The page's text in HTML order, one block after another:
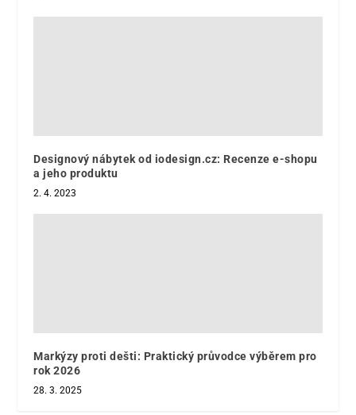
Designový nábytek od iodesign.cz: Recenze e-shopu
a jeho produktu
2. 4. 2023
Markýzy proti dešti: Praktický průvodce výběrem pro
rok 2026
28. 3. 2025